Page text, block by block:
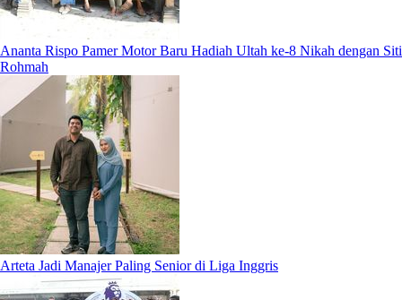
Ananta Rispo Pamer Motor Baru Hadiah Ultah ke-8 Nikah dengan Siti
Rohmah
Arteta Jadi Manajer Paling Senior di Liga Inggris